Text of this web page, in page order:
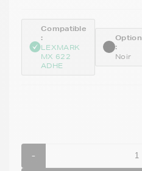
Compatible
:
LEXMARK
MX 622
ADHE
Option
:
Noir
-